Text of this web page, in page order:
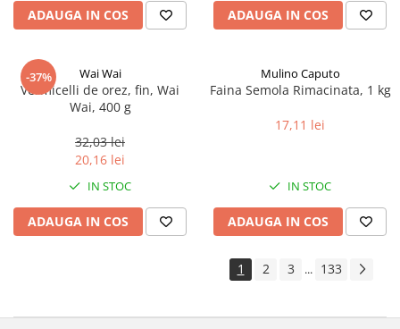
ADAUGA IN COS ADAUGA IN COS
-37% Wai Wai
Vermicelli de orez, fin, Wai
Wai, 400 g
32,03 lei
20,16 lei
IN STOC
ADAUGA IN COS
Mulino Caputo
Faina Semola Rimacinata, 1 kg
17,11 lei
IN STOC
ADAUGA IN COS
1 2 3 ... 133